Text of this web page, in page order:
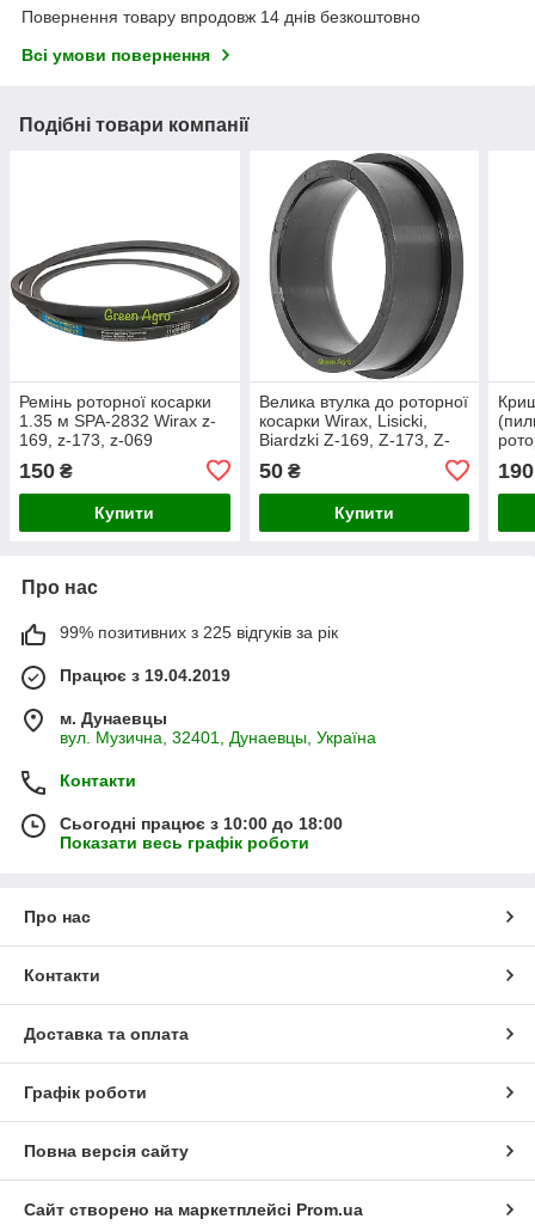
Повернення товару впродовж 14 днів безкоштовно
Всі умови повернення
Подібні товари компанії
Ремінь роторної косарки
1.35 м SPA-2832 Wirax z-
169, z-173, z-069
150 ₴
Купити
Велика втулка до роторної
косарки Wirax, Lisicki,
Biardzki Z-169, Z-173, Z-
50₴
Купити
Z-
190
Про нас
99% позитивних з 225 відгуків за рік
Працює з 19.04.2019
м. Дунаевцы
вул. Музична, 32401, Дунаевцы, Україна
Контакти
Сьогодні працює з 10:00 до 18:00
Показати весь графік роботи
Про нас
Контакти
Доставка та оплата
Графік роботи
Повна версія сайту
Сайт створено на маркетплейсі Prom.ua